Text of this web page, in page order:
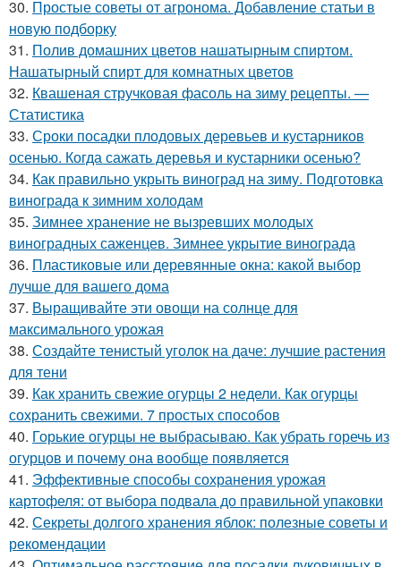
30. Простые советы от агронома. Добавление статьи в
новую подборку
31. Полив домашних цветов нашатырным спиртом.
Нашатырный спирт для комнатных цветов
32. Квашеная стручковая фасоль на зиму рецепты. —
Статистика
33. Сроки посадки плодовых деревьев и кустарников
осенью. Когда сажать деревья и кустарники осенью?
34. Как правильно укрыть виноград на зиму. Подготовка
винограда к зимним холодам
35. Зимнее хранение не вызревших молодых
виноградных саженцев. Зимнее укрытие винограда
36. Пластиковые или деревянные окна: какой выбор
лучше для вашего дома
37. Выращивайте эти овощи на солнце для
максимального урожая
38. Создайте тенистый уголок на даче: лучшие растения
для тени
39. Как хранить свежие огурцы 2 недели. Как огурцы
сохранить свежими. 7 простых способов
40. Горькие огурцы не выбрасываю. Как убрать горечь из
огурцов и почему она вообще появляется
41. Эффективные способы сохранения урожая
картофеля: от выбора подвала до правильной упаковки
42. Секреты долгого хранения яблок: полезные советы и
рекомендации